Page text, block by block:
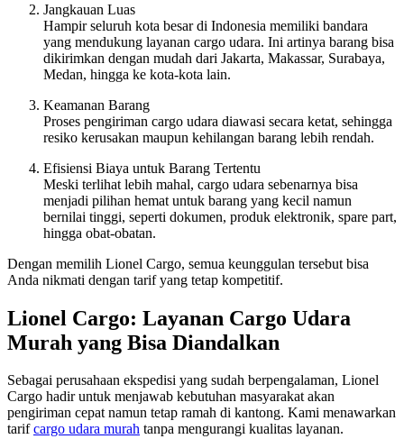
Jangkauan Luas
Hampir seluruh kota besar di Indonesia memiliki bandara
yang mendukung layanan cargo udara. Ini artinya barang bisa
dikirimkan dengan mudah dari Jakarta, Makassar, Surabaya,
Medan, hingga ke kota-kota lain.
Keamanan Barang
Proses pengiriman cargo udara diawasi secara ketat, sehingga
resiko kerusakan maupun kehilangan barang lebih rendah.
Efisiensi Biaya untuk Barang Tertentu
Meski terlihat lebih mahal, cargo udara sebenarnya bisa
menjadi pilihan hemat untuk barang yang kecil namun
bernilai tinggi, seperti dokumen, produk elektronik, spare part,
hingga obat-obatan.
Dengan memilih Lionel Cargo, semua keunggulan tersebut bisa
Anda nikmati dengan tarif yang tetap kompetitif.
Lionel Cargo: Layanan Cargo Udara
Murah yang Bisa Diandalkan
Sebagai perusahaan ekspedisi yang sudah berpengalaman, Lionel
Cargo hadir untuk menjawab kebutuhan masyarakat akan
pengiriman cepat namun tetap ramah di kantong. Kami menawarkan
tarifcargo udara murah tanpa mengurangi kualitas layanan.